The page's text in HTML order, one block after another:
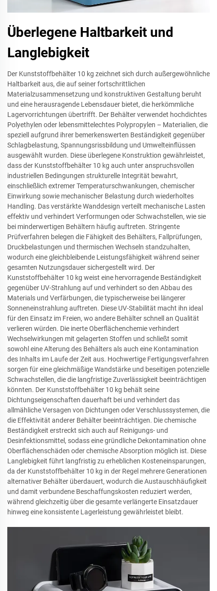
Überlegene Haltbarkeit und
Langlebigkeit
Der Kunststoffbehälter 10 kg zeichnet sich durch außergewöhnliche
Haltbarkeit aus, die auf seiner fortschrittlichen
Materialzusammensetzung und konstruktiven Gestaltung beruht
und eine herausragende Lebensdauer bietet, die herkömmliche
Lagervorrichtungen übertrifft. Der Behälter verwendet hochdichtes
Polyethylen oder lebensmittelechtes Polypropylen – Materialien, die
speziell aufgrund ihrer bemerkenswerten Beständigkeit gegenüber
Schlagbelastung, Spannungsrissbildung und Umwelteinflüssen
ausgewählt wurden. Diese überlegene Konstruktion gewährleistet,
dass der Kunststoffbehälter 10 kg auch unter anspruchsvollen
industriellen Bedingungen strukturelle Integrität bewahrt,
einschließlich extremer Temperaturschwankungen, chemischer
Einwirkung sowie mechanischer Belastung durch wiederholtes
Handling. Das verstärkte Wanddesign verteilt mechanische Lasten
effektiv und verhindert Verformungen oder Schwachstellen, wie sie
bei minderwertigen Behältern häufig auftreten. Stringente
Prüfverfahren belegen die Fähigkeit des Behälters, Fallprüfungen,
Druckbelastungen und thermischen Wechseln standzuhalten,
wodurch eine gleichbleibende Leistungsfähigkeit während seiner
gesamten Nutzungsdauer sichergestellt wird. Der
Kunststoffbehälter 10 kg weist eine hervorragende Beständigkeit
gegenüber UV-Strahlung auf und verhindert so den Abbau des
Materials und Verfärbungen, die typischerweise bei längerer
Sonneneinstrahlung auftreten. Diese UV-Stabilität macht ihn ideal
für den Einsatz im Freien, wo andere Behälter schnell an Qualität
verlieren würden. Die inerte Oberflächenchemie verhindert
Wechselwirkungen mit gelagerten Stoffen und schließt somit
sowohl eine Alterung des Behälters als auch eine Kontamination
des Inhalts im Laufe der Zeit aus. Hochwertige Fertigungsverfahren
sorgen für eine gleichmäßige Wandstärke und beseitigen potenzielle
Schwachstellen, die die langfristige Zuverlässigkeit beeinträchtigen
könnten. Der Kunststoffbehälter 10 kg behält seine
Dichtungseigenschaften dauerhaft bei und verhindert das
allmähliche Versagen von Dichtungen oder Verschlusssystemen, die
die Effektivität anderer Behälter beeinträchtigen. Die chemische
Beständigkeit erstreckt sich auch auf Reinigungs- und
Desinfektionsmittel, sodass eine gründliche Dekontamination ohne
Oberflächenschäden oder chemische Absorption möglich ist. Diese
Langlebigkeit führt langfristig zu erheblichen Kosteneinsparungen,
da der Kunststoffbehälter 10 kg in der Regel mehrere Generationen
alternativer Behälter überdauert, wodurch die Austauschhäufigkeit
und damit verbundene Beschaffungskosten reduziert werden,
während gleichzeitig über die gesamte verlängerte Einsatzdauer
hinweg eine konsistente Lagerleistung gewährleistet bleibt.